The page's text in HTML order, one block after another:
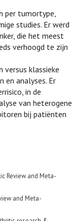
per tumortype,
studies. Er werd
die het meest
verhoogd te zijn
versus klassieke
en analyses. Er
in de
van heterogene
bij patiënten
Review and Meta-
and Meta-